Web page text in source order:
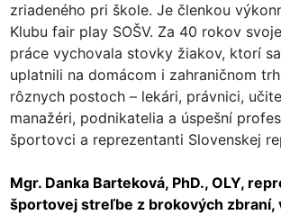
zriadeného pri škole. Je členkou
Klubu fair play SOŠV. Za 40 rokov
práce vychovala stovky žiakov, ktorí
uplatnili na domácom i zahraničnom
rôznych postoch – lekári, právnici,
manažéri, podnikatelia a úspešní
športovci a reprezentanti Slovenskej
Mgr. Danka Barteková, PhD., OLY,
športovej streľbe z brokových zbraní,